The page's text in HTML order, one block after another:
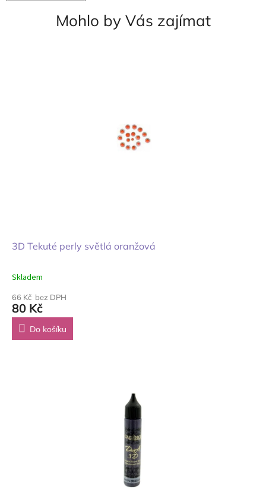
Mohlo by Vás zajímat
3D Tekuté perly světlá oranžová
Skladem
66 Kč bez DPH
80 Kč
Do košíku